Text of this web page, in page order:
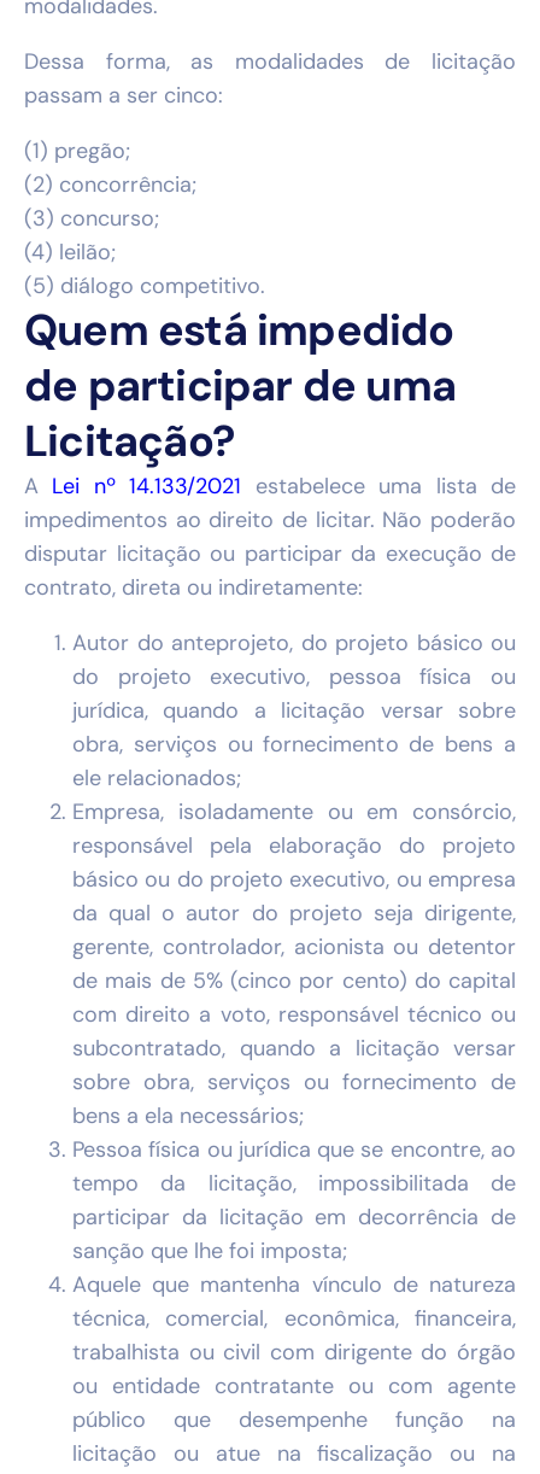
modalidades.
Dessa forma, as modalidades de licitação
passam a ser cinco:
(1) pregão;
(2) concorrência;
(3) concurso;
(4) leilão;
(5) diálogo competitivo.
Quem está impedido
de participar de uma
Licitação?
A Lei nº 14.133/2021 estabelece uma lista de
impedimentos ao direito de licitar. Não poderão
disputar licitação ou participar da execução de
contrato, direta ou indiretamente:
Autor do anteprojeto, do projeto básico ou
do projeto executivo, pessoa física ou
jurídica, quando a licitação versar sobre
obra, serviços ou fornecimento de bens a
ele relacionados;
Empresa, isoladamente ou em consórcio,
responsável pela elaboração do projeto
básico ou do projeto executivo, ou empresa
da qual o autor do projeto seja dirigente,
gerente, controlador, acionista ou detentor
de mais de 5% (cinco por cento) do capital
com direito a voto, responsável técnico ou
subcontratado, quando a licitação versar
sobre obra, serviços ou fornecimento de
bens a ela necessários;
Pessoa física ou jurídica que se encontre, ao
tempo da licitação, impossibilitada de
participar da licitação em decorrência de
sanção que lhe foi imposta;
Aquele que mantenha vínculo de natureza
técnica, comercial, econômica, financeira,
trabalhista ou civil com dirigente do órgão
ou entidade contratante ou com agente
público que desempenhe função na
licitação ou atue na fiscalização ou na